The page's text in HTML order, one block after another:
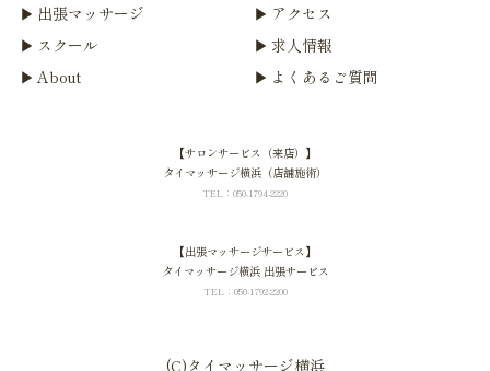
出張マッサージ
アクセス
スクール
求人情報
About
よくあるご質問
【サロンサービス（来店）】
タイマッサージ横浜（店舗施術）
TEL：050-1794-2220
【出張マッサージサービス】
タイマッサージ横浜 出張サービス
TEL：050-1792-2200
(C)タイマッサージ横浜